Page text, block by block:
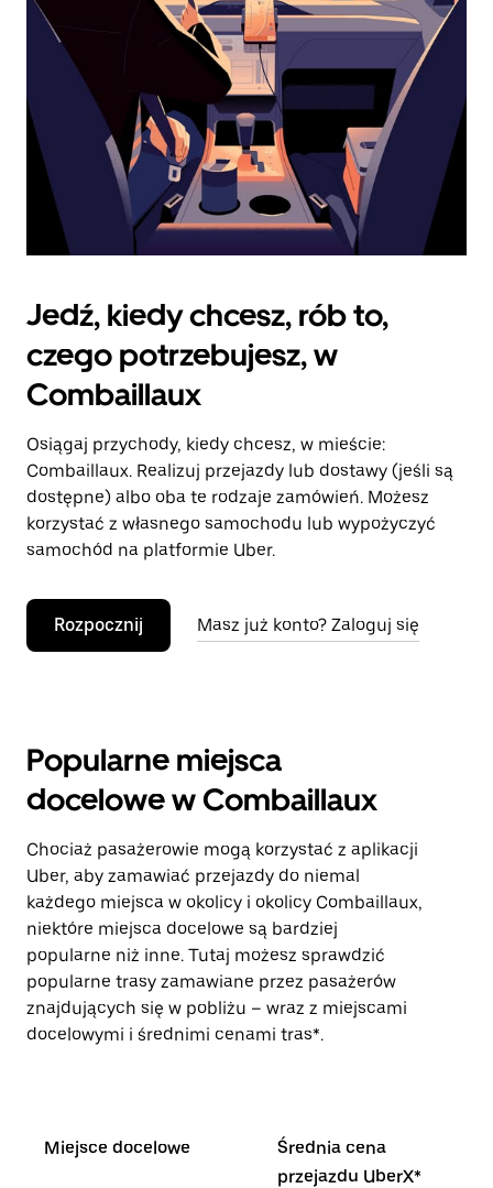
kalendarz.
Jedź, kiedy chcesz, rób to,
czego potrzebujesz, w
Combaillaux
Osiągaj przychody, kiedy chcesz, w mieście:
Combaillaux. Realizuj przejazdy lub dostawy (jeśli są
dostępne) albo oba te rodzaje zamówień. Możesz
korzystać z własnego samochodu lub wypożyczyć
samochód na platformie Uber.
Rozpocznij Masz już konto? Zaloguj się
Popularne miejsca
docelowe w Combaillaux
Chociaż pasażerowie mogą korzystać z aplikacji
Uber, aby zamawiać przejazdy do niemal
każdego miejsca w okolicy i okolicy Combaillaux,
niektóre miejsca docelowe są bardziej
popularne niż inne. Tutaj możesz sprawdzić
popularne trasy zamawiane przez pasażerów
znajdujących się w pobliżu – wraz z miejscami
docelowymi i średnimi cenami tras*.
Miejsce docelowe
Średnia cena
przejazdu UberX*